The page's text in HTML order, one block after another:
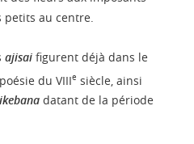
au centre.
ajisai figurent déjà dans le
du VIIIe siècle, ainsi
ikebana datant de la période